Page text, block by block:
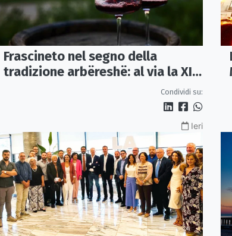
Frascineto nel segno della
tradizione arbëreshë: al via la XII
edizione della Festa del VinoCondividi su:
Ieri